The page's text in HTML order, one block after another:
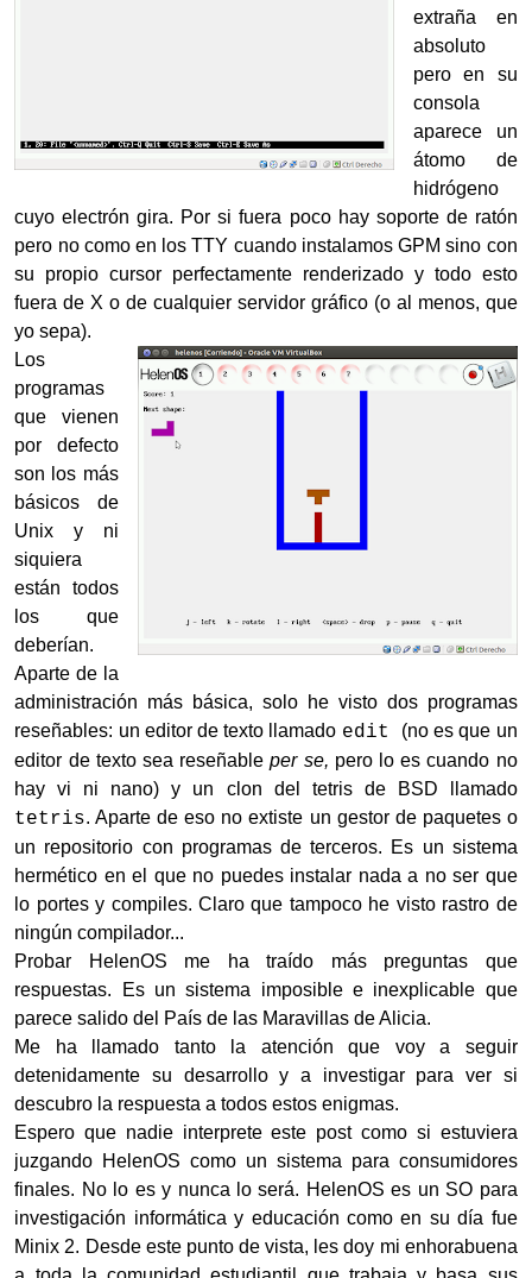
extraña en
absoluto
pero en su
consola
aparece un
átomo de
hidrógeno
cuyo electrón gira. Por si fuera poco hay soporte de ratón
pero no como en los TTY cuando instalamos GPM sino con
su propio cursor perfectamente renderizado y todo esto
fuera de X o de cualquier servidor gráfico (o al menos, que
yo sepa).
Los
programas
que vienen
por defecto
son los más
básicos de
Unix y ni
siquiera
están todos
los que
deberían.
Aparte de la
administración más básica, solo he visto dos programas
reseñables: un editor de texto llamado edit (no es que un
editor de texto sea reseñableper se, pero lo es cuando no
hay vi ni nano) y un clon del tetris de BSD llamado
tetris. Aparte de eso no extiste un gestor de paquetes o
un repositorio con programas de terceros. Es un sistema
hermético en el que no puedes instalar nada a no ser que
lo portes y compiles. Claro que tampoco he visto rastro de
ningún compilador...
Probar HelenOS me ha traído más preguntas que
respuestas. Es un sistema imposible e inexplicable que
parece salido del País de las Maravillas de Alicia.
Me ha llamado tanto la atención que voy a seguir
detenidamente su desarrollo y a investigar para ver si
descubro la respuesta a todos estos enigmas.
Espero que nadie interprete este post como si estuviera
juzgando HelenOS como un sistema para consumidores
finales. No lo es y nunca lo será. HelenOS es un SO para
investigación informática y educación como en su día fue
Minix 2. Desde este punto de vista, les doy mi enhorabuena